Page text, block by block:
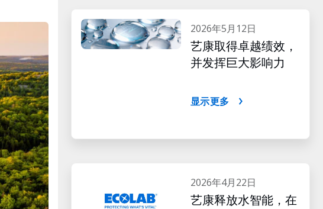
2026年5月12日
艺康取得卓越绩效，
并发挥巨大影响力
显示更多
2026年4月22日
艺康释放水智能，在